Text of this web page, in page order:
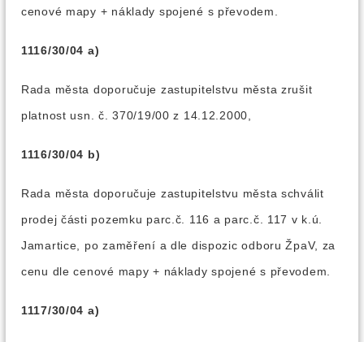
cenové mapy + náklady spojené s převodem.
1116/30/04 a)
Rada města doporučuje zastupitelstvu města zrušit
platnost usn. č. 370/19/00 z 14.12.2000,
1116/30/04 b)
Rada města doporučuje zastupitelstvu města schválit
prodej části pozemku parc.č. 116 a parc.č. 117 v k.ú.
Jamartice, po zaměření a dle dispozic odboru ŽpaV, za
cenu dle cenové mapy + náklady spojené s převodem.
1117/30/04 a)